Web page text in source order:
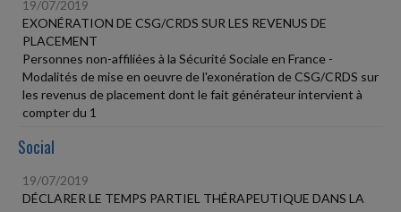
19/07/2019
EXONÉRATION DE CSG/CRDS SUR LES REVENUS DE
PLACEMENT
Personnes non-affiliées à la Sécurité Sociale en France -
Modalités de mise en oeuvre de l'exonération de CSG/CRDS sur
les revenus de placement dont le fait générateur intervient à
compter du 1
Social
19/07/2019
DÉCLARER LE TEMPS PARTIEL THÉRAPEUTIQUE DANS LA